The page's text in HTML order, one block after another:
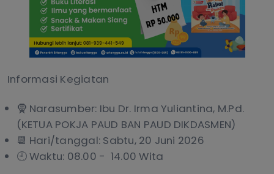
Informasi Kegiatan
🧕 Narasumber: Ibu Dr. Irma Yuliantina, M.Pd.
(KETUA POKJA PAUD BAN PAUD DIKDASMEN)
📆 Hari/tanggal: Sabtu, 20 Juni 2026
🕘 Waktu: 08.00 - 14.00 Wita